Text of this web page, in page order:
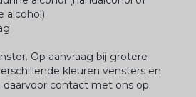
alcohol)
Op aanvraag bij grotere
kleuren vensters en
contact met ons op.